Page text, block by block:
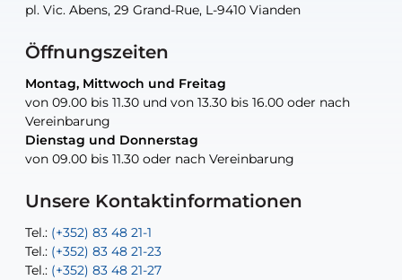
pl. Vic. Abens, 29 Grand-Rue, L-9410 Vianden
Öffnungszeiten
Montag, Mittwoch und Freitag
von 09.00 bis 11.30 und von 13.30 bis 16.00 oder nach
Vereinbarung
Dienstag und Donnerstag
von 09.00 bis 11.30 oder nach Vereinbarung
Unsere Kontaktinformationen
Tel.: (+352) 83 48 21-1
Tel.: (+352) 83 48 21-23
Tel.: (+352) 83 48 21-27
pl. Vic. Abens, 29 Grand-Rue, L-9410 Vianden
Montag, Mittwoch und Freitag
von 09.00 bis 11.30 und von 13.30 bis 16.00 oder nach
Vereinbarung
Dienstag und Donnerstag
von 09.00 bis 11.30 oder nach Vereinbarung
Tel.: (+352) 83 48 21-20
Tel.: (+352) 83 48 21-22
E-Mail:sofia.carvalho@vianden.lu
pl. Vic. Abens, 29 Grand-Rue, L-9410 Vianden
nur nach Vereinbarung
Tel.: (+352) 83 48 21-24
pl. Vic. Abens, 29 Grand-Rue, L-9410 Vianden
nur nach Vereinbarung
E-Mail: aisha.abdullah@vianden.lu
E-Mail:jos.cormemans@vianden.lu
30, rue Neugarten, L-9422 Vianden
nur nach Vereinbarung
Tel.: (+352) 83 48 21-51
E-Mail:atelier@vianden.lu